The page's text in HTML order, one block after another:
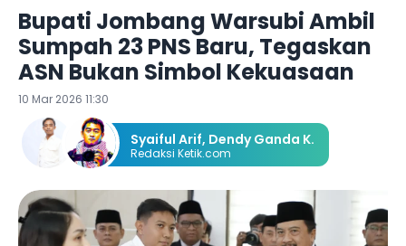
Bupati Jombang Warsubi Ambil
Sumpah 23 PNS Baru, Tegaskan
ASN Bukan Simbol Kekuasaan
10 Mar 2026 11:30
Syaiful Arif, Dendy Ganda K.
Redaksi Ketik.com